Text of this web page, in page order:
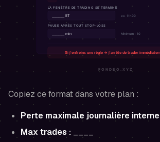
Copiez ce format dans votre plan :
Perte maximale journalière
Max trades :